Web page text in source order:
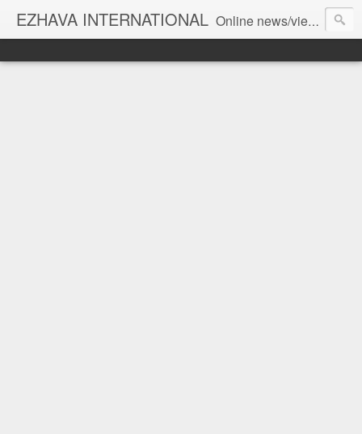
EZHAVA INTERNATIONAL Online news/views JOURNAL... Connecting the community worldwide Editorial Director: Prem Chandran